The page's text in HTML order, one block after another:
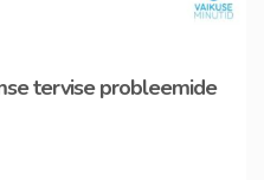
tervise probleemide